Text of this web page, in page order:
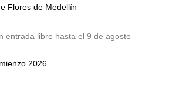
Flores de Medellín
entrada libre hasta el 9 de agosto
2026